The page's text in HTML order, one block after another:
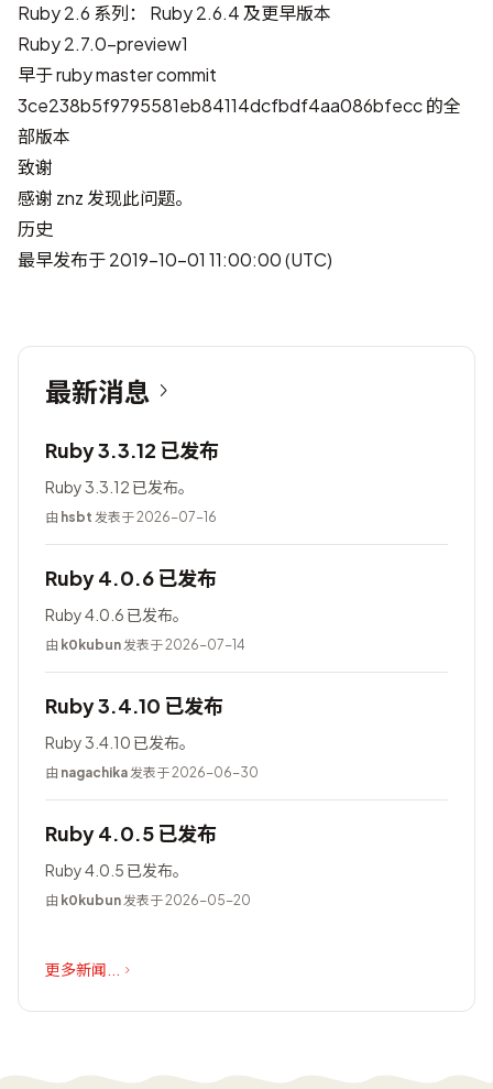
Ruby 2.6 系列： Ruby 2.6.4 及更早版本
Ruby 2.7.0-preview1
早于 ruby master commit
3ce238b5f9795581eb84114dcfbdf4aa086bfecc 的全
部版本
致谢
感谢 znz 发现此问题。
历史
最早发布于 2019-10-01 11:00:00 (UTC)
最新消息
Ruby 3.3.12 已发布
Ruby 3.3.12 已发布。
由 hsbt 发表于 2026-07-16
Ruby 4.0.6 已发布
Ruby 4.0.6 已发布。
由 k0kubun发表于 2026-07-14
Ruby 3.4.10 已发布
Ruby 3.4.10 已发布。
由 nagachika发表于 2026-06-30
Ruby 4.0.5 已发布
Ruby 4.0.5 已发布。
由 k0kubun发表于 2026-05-20
更多新闻...